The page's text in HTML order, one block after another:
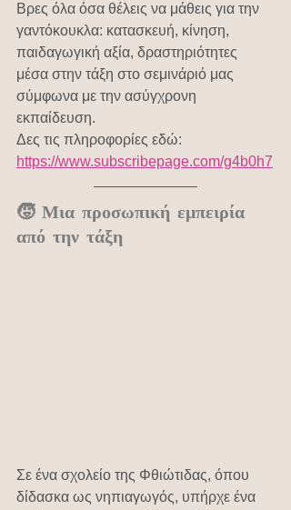
Βρες όλα όσα θέλεις να μάθεις για την
γαντόκουκλα: κατασκευή, κίνηση,
παιδαγωγική αξία, δραστηριότητες
μέσα στην τάξη στο σεμινάριό μας
σύμφωνα με την ασύγχρονη
εκπαίδευση.
Δες τις πληροφορίες εδώ:
https://www.subscribepage.com/g4b0h7
🧒 Μια προσωπική εμπειρία
από την τάξη
Σε ένα σχολείο της Φθιώτιδας, όπου
δίδασκα ως νηπιαγωγός, υπήρχε ένα